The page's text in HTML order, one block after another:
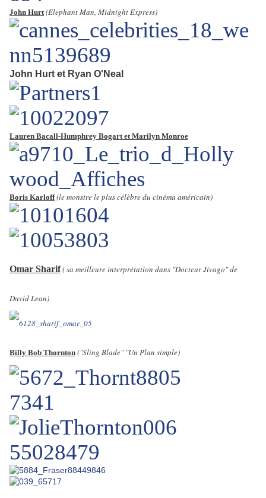
John Hurt(Elephant Man, Midnight Express)
John Hurt et Ryan O'Neal
Lauren Bacall-Humphrey Bogart et Marilyn Monroe
Boris Karloff(le monstre le plus célèbre du cinéma américain)
Omar Sharif( sa meilleure interprétation dans "Docteur Jivago" de
David Lean)
Billy Bob Thornton ("Sling Blade" "Un Plan simple)